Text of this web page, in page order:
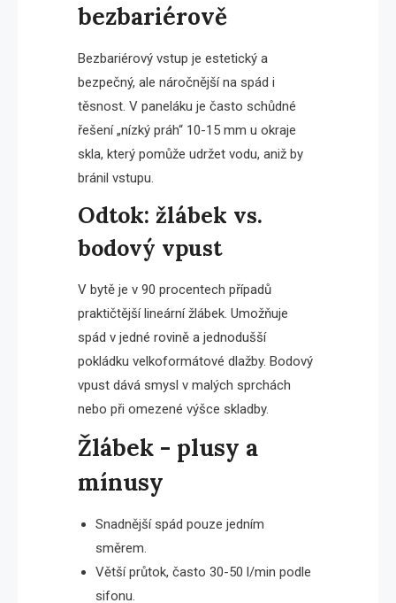
bezbariérově
Bezbariérový vstup je estetický a
bezpečný, ale náročnější na spád i
těsnost. V paneláku je často schůdné
řešení „nízký práh“ 10-15 mm u okraje
skla, který pomůže udržet vodu, aniž by
bránil vstupu.
Odtok: žlábek vs.
bodový vpust
V bytě je v 90 procentech případů
praktičtější lineární žlábek. Umožňuje
spád v jedné rovině a jednodušší
pokládku velkoformátové dlažby. Bodový
vpust dává smysl v malých sprchách
nebo při omezené výšce skladby.
Žlábek - plusy a
mínusy
Snadnější spád pouze jedním
směrem.
Větší průtok, často 30-50 l/min podle
sifonu.